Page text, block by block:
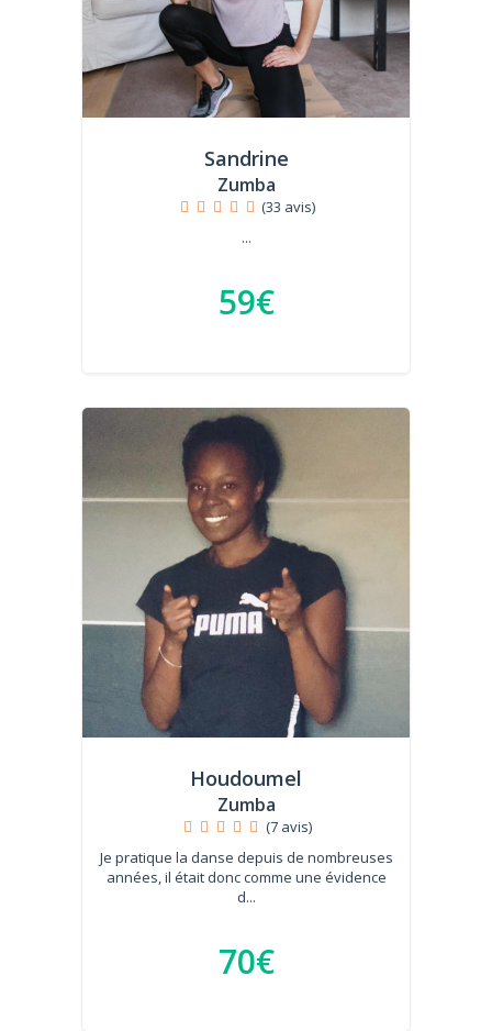
Sandrine
Zumba
(33 avis)
...
59€
Houdoumel
Zumba
(7 avis)
Je pratique la danse depuis de nombreuses
années, il était donc comme une évidence
d...
70€